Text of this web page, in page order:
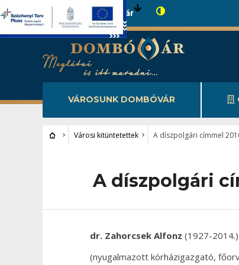
Városunk Dombóvár
VÁROSUNK DOMBÓVÁR
Városi kitüntetettek A díszpolgári címmel
A díszpolgári
dr. Zahorcsek Alfonz (1927-2014.)
(nyugalmazott kórházigazgató,